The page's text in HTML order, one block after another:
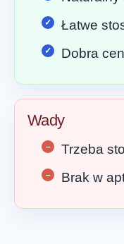
Łatwe
Dobra
Wady
Trzeba
Brak w